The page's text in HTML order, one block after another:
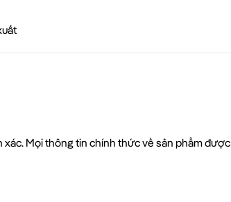
xác. Mọi thông tin chính thức về sản phẩm được